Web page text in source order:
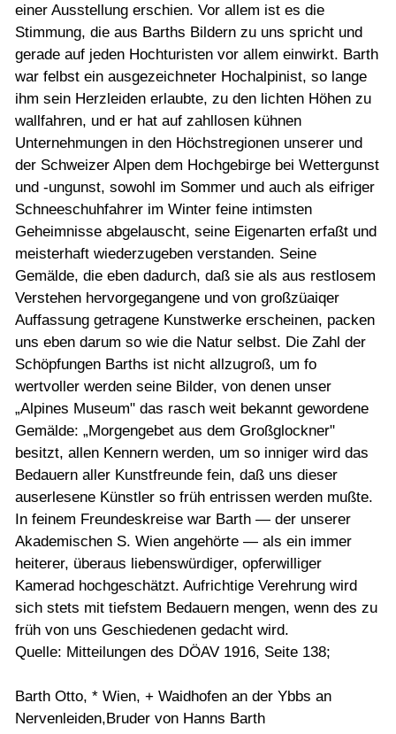
einer Ausstellung erschien. Vor allem ist es die
Stimmung, die aus Barths Bildern zu uns spricht und
gerade auf jeden Hochturisten vor allem einwirkt. Barth
war felbst ein ausgezeichneter Hochalpinist, so lange
ihm sein Herzleiden erlaubte, zu den lichten Höhen zu
wallfahren, und er hat auf zahllosen kühnen
Unternehmungen in den Höchstregionen unserer und
der Schweizer Alpen dem Hochgebirge bei Wettergunst
und -ungunst, sowohl im Sommer und auch als eifriger
Schneeschuhfahrer im Winter feine intimsten
Geheimnisse abgelauscht, seine Eigenarten erfaßt und
meisterhaft wiederzugeben verstanden. Seine
Gemälde, die eben dadurch, daß sie als aus restlosem
Verstehen hervorgegangene und von großzüaiqer
Auffassung getragene Kunstwerke erscheinen, packen
uns eben darum so wie die Natur selbst. Die Zahl der
Schöpfungen Barths ist nicht allzugroß, um fo
wertvoller werden seine Bilder, von denen unser
„Alpines Museum" das rasch weit bekannt gewordene
Gemälde: „Morgengebet aus dem Großglockner"
besitzt, allen Kennern werden, um so inniger wird das
Bedauern aller Kunstfreunde fein, daß uns dieser
auserlesene Künstler so früh entrissen werden mußte.
In feinem Freundeskreise war Barth — der unserer
Akademischen S. Wien angehörte — als ein immer
heiterer, überaus liebenswürdiger, opferwilliger
Kamerad hochgeschätzt. Aufrichtige Verehrung wird
sich stets mit tiefstem Bedauern mengen, wenn des zu
früh von uns Geschiedenen gedacht wird.
Quelle: Mitteilungen des DÖAV 1916, Seite 138;
Barth Otto, * Wien, + Waidhofen an der Ybbs an
Nervenleiden,Bruder von Hanns Barth